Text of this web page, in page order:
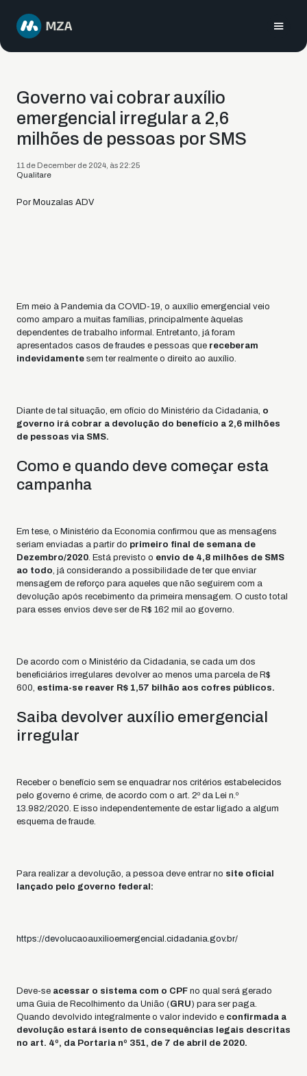
Governo vai cobrar auxílio
emergencial irregular a 2,6
milhões de pessoas por SMS
11 de December de 2024, às 22:25
Qualitare
Por Mouzalas ADV
Em meio à Pandemia da COVID-19, o auxílio emergencial veio
como amparo a muitas famílias, principalmente àquelas
dependentes de trabalho informal. Entretanto, já foram
apresentados casos de fraudes e pessoas que receberam
indevidamente sem ter realmente o direito ao auxílio.
Diante de tal situação, em ofício do Ministério da Cidadania, o
governo irá cobrar a devolução do benefício a 2,6 milhões
de pessoas via SMS.
Como e quando deve começar esta
campanha
Em tese, o Ministério da Economia confirmou que as mensagens
seriam enviadas a partir do primeiro final de semana de
Dezembro/2020. Está previsto o envio de 4,8 milhões de SMS
ao todo, já considerando a possibilidade de ter que enviar
mensagem de reforço para aqueles que não seguirem com a
devolução após recebimento da primeira mensagem. O custo total
para esses envios deve ser de R$ 162 mil ao governo.
De acordo com o Ministério da Cidadania, se cada um dos
beneficiários irregulares devolver ao menos uma parcela de R$
600, estima-se reaver R$ 1,57 bilhão aos cofres públicos.
Saiba devolver auxílio emergencial
irregular
Receber o benefício sem se enquadrar nos critérios estabelecidos
pelo governo é crime, de acordo com o art. 2º da Lei n.º
13.982/2020. E isso independentemente de estar ligado a algum
esquema de fraude.
Para realizar a devolução, a pessoa deve entrar no site oficial
lançado pelo governo federal:
https://devolucaoauxilioemergencial.cidadania.gov.br/
Deve-se acessar o sistema com o CPF no qual será gerado
uma Guia de Recolhimento da União (GRU) para ser paga.
Quando devolvido integralmente o valor indevido e confirmada a
devolução estará isento de consequências legais descritas
no art. 4º, da Portaria nº 351, de 7 de abril de 2020.